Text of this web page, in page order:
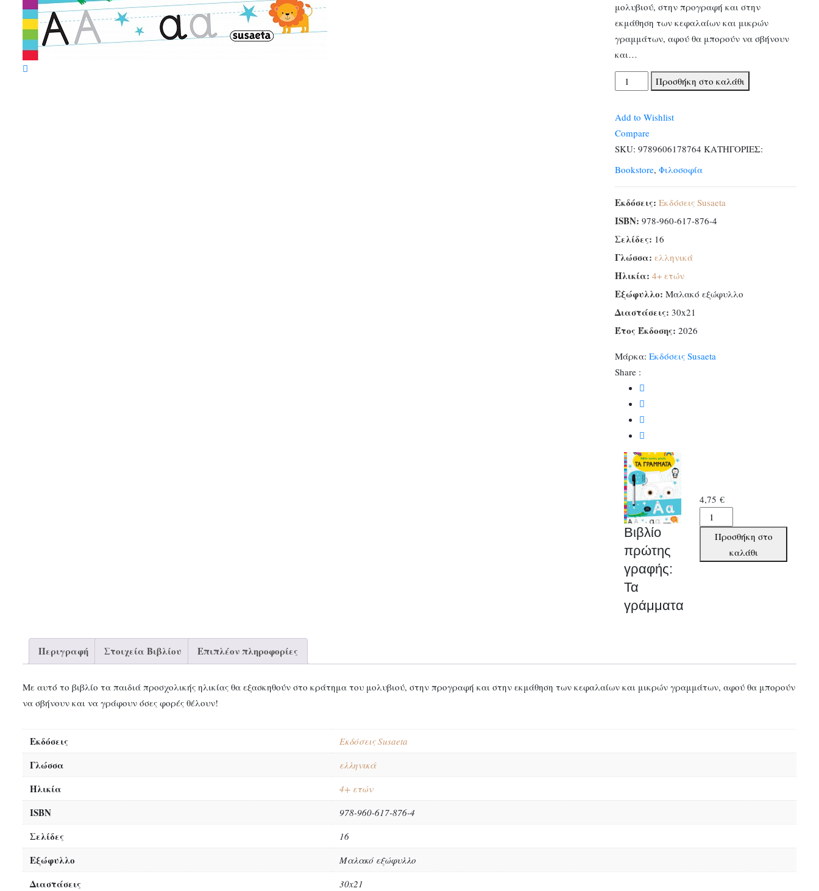
μολυβιού, στην προγραφή και στην
εκμάθηση των κεφαλαίων και μικρών
γραμμάτων, αφού θα μπορούν να σβήνουν
και…
Βιβλίο
πρώτης
γράμματα
Προσθήκη στο καλάθι
Add to Wishlist
Compare
SKU: 9789606178764 ΚΑΤΗΓΟΡΙΕΣ:
Bookstore,Φιλοσοφία
Εκδόσεις: Εκδόσεις Susaeta
ISBN: 978-960-617-876-4
Σελίδες: 16
Γλώσσα: ελληνικά
Ηλικία: 4+ ετών
Εξώφυλλο: Μαλακό εξώφυλλο
Διαστάσεις: 30x21
Έτος Έκδοσης: 2026
Μάρκα:Εκδόσεις Susaeta
Share :
Βιβλίο
πρώτης
γραφής:
Τα
γράμματα
4,75€
Βιβλίο
πρώτης
Τα
Προσθήκη στο
καλάθι
Περιγραφή Στοιχεία Βιβλίου Επιπλέον πληροφορίες
Με αυτό το βιβλίο τα παιδιά προσχολικής ηλικίας θα εξασκηθούν στο κράτημα του μολυβιού, στην προγραφή και στην εκμάθηση των κεφαλαίων και μικρών γραμμάτων, αφού θα μπορούν
να σβήνουν και να γράφουν όσες φορές θέλουν!
Εκδόσεις Εκδόσεις Susaeta
Γλώσσα ελληνικά
Ηλικία 4+ ετών
ISBN 978-960-617-876-4
Σελίδες 16
Εξώφυλλο Μαλακό εξώφυλλο
Διαστάσεις 30x21